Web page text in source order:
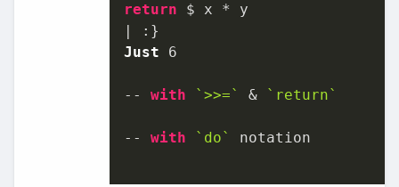
return $ x * y
Just
6
-- with `>>=` & `return`
-- with `do` notation